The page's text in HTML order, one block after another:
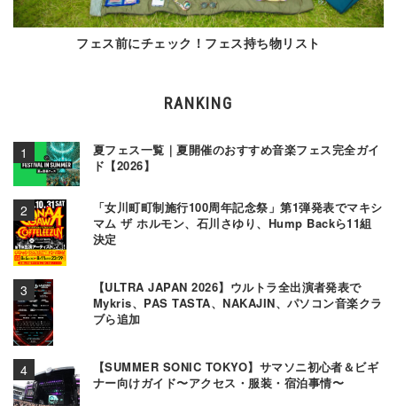
フェス前にチェック！フェス持ち物リスト
RANKING
夏フェス一覧｜夏開催のおすすめ音楽フェス完全ガイ
ド【2026】
「女川町町制施行100周年記念祭」第1弾発表でマキシ
マム ザ ホルモン、石川さゆり、Hump Backら11組
決定
【ULTRA JAPAN 2026】ウルトラ全出演者発表で
Mykris、PAS TASTA、NAKAJIN、パソコン音楽クラ
ブら追加
【SUMMER SONIC TOKYO】サマソニ初心者＆ビギ
ナー向けガイド〜アクセス・服装・宿泊事情〜